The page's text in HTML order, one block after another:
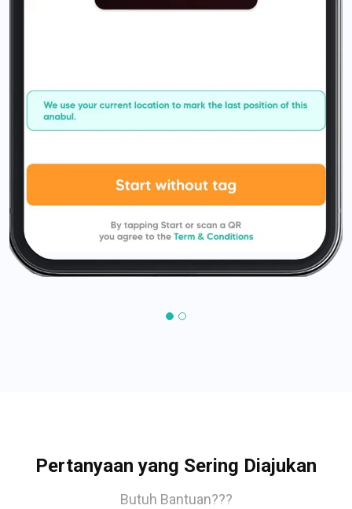
Pertanyaan yang Sering Diajukan
Butuh Bantuan???